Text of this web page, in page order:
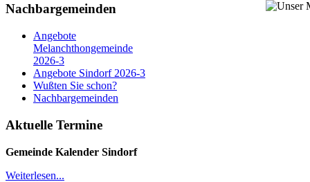
Nachbargemeinden
Angebote
Melanchthongemeinde
2026-3
Angebote Sindorf 2026-3
Wußten Sie schon?
Nachbargemeinden
Aktuelle Termine
Gemeinde Kalender Sindorf
Weiterlesen...